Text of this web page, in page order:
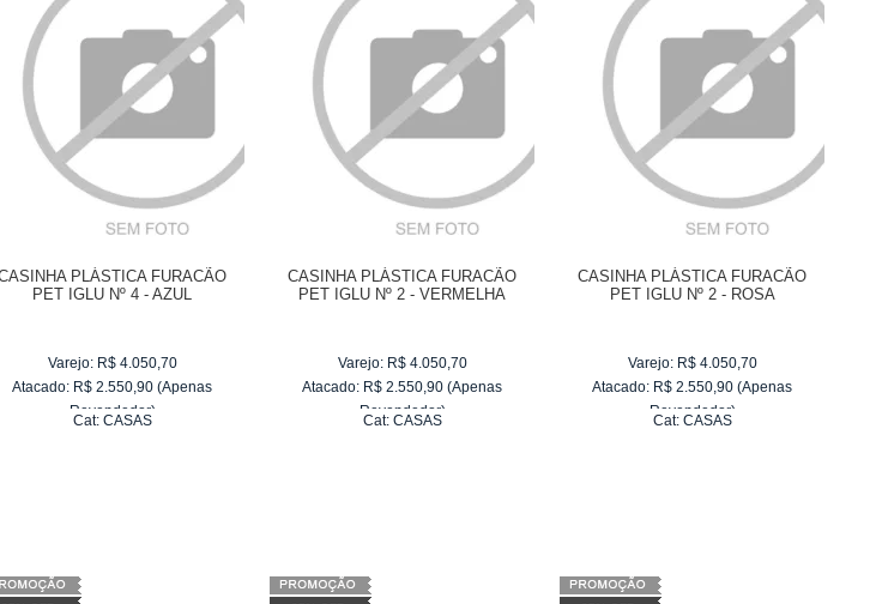
PLÁSTICA FURACÃO
PET IGLU Nº 4 - AZUL
Varejo: R$ 4.050,70
Atacado: R$ 2.550,90 (Apenas
Revendedor)
Cat: CASAS
CASINHA PLÁSTICA FURACÃO
PET IGLU Nº 2 - VERMELHA
Varejo: R$ 4.050,70
Atacado: R$ 2.550,90 (Apenas
Revendedor)
Cat: CASAS
CASINHA PLÁSTICA FURACÃO
PET IGLU Nº 2 - ROSA
Varejo: R$ 4.050,70
Atacado: R$ 2.550,90 (Apenas
Revendedor)
Cat: CASAS